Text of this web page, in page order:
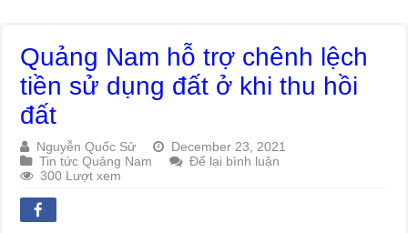
Quảng Nam hỗ trợ chênh lệch
tiền sử dụng đất ở khi thu hồi
đất
Nguyễn Quốc Sử
December 23, 2021
Tin tức Quảng Nam
Để lại bình luận
300 Lượt xem